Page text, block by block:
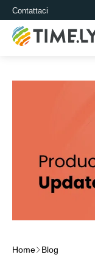
Contattaci
Timely
Home Blog